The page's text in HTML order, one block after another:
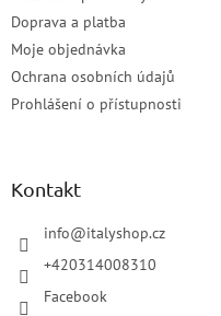
Doprava a platba
Moje objednávka
Ochrana osobních údajů
Prohlášení o přístupnosti
Kontakt
info@italyshop.cz
+420314008310
Facebook